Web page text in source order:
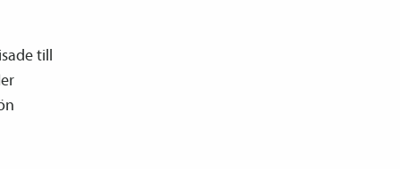
till